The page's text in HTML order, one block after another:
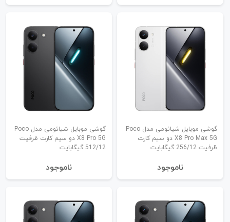
گوشی موبایل شیائومی مدل Poco
X8 Pro Max 5G دو سیم کارت
ظرفیت 256/12 گیگابایت
نا‌موجود
گوشی موبایل شیائومی مدل Poco
X8 Pro 5G دو سیم کارت ظرفیت
512/12 گیگابایت
نا‌موجود